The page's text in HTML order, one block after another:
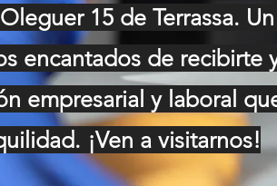
15 de Terrassa.
encantados de recibirte
empresarial y laboral
¡Ven a visitarnos!